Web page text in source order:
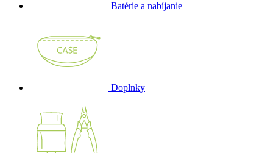
Batérie a nabíjanie
Doplnky